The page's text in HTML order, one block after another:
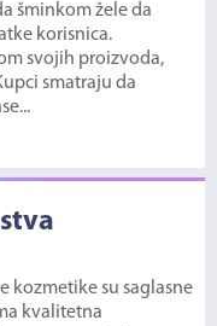
šminkom žele da
korisnica.
svojih proizvoda,
smatraju da
kozmetike su saglasne
kvalitetna